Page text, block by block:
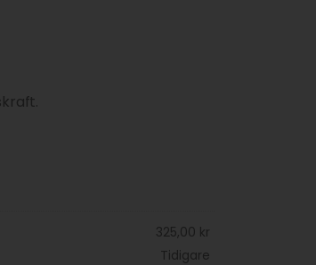
325,00 kr
Tidigare